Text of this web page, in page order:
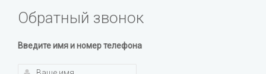
Обратный звонок
Введите имя и номер телефона